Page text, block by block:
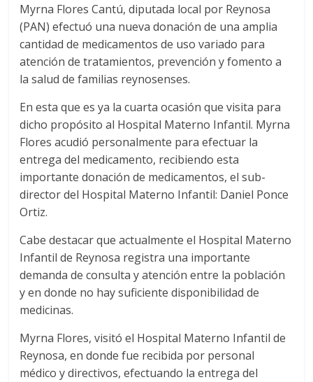
Myrna Flores Cantú, diputada local por Reynosa
(PAN) efectuó una nueva donación de una amplia
cantidad de medicamentos de uso variado para
atención de tratamientos, prevención y fomento a
la salud de familias reynosenses.
En esta que es ya la cuarta ocasión que visita para
dicho propósito al Hospital Materno Infantil. Myrna
Flores acudió personalmente para efectuar la
entrega del medicamento, recibiendo esta
importante donación de medicamentos, el sub-
director del Hospital Materno Infantil: Daniel Ponce
Ortiz.
Cabe destacar que actualmente el Hospital Materno
Infantil de Reynosa registra una importante
demanda de consulta y atención entre la población
y en donde no hay suficiente disponibilidad de
medicinas.
Myrna Flores, visitó el Hospital Materno Infantil de
Reynosa, en donde fue recibida por personal
médico y directivos, efectuando la entrega del